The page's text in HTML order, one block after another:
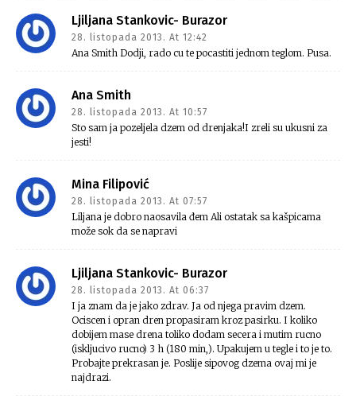
Ljiljana Stankovic- Burazor
28. listopada 2013. At 12:42
Ana Smith Dodji, rado cu te pocastiti jednom teglom. Pusa.
Ana Smith
28. listopada 2013. At 10:57
Sto sam ja pozeljela dzem od drenjaka!I zreli su ukusni za
jesti!
Mina Filipović
28. listopada 2013. At 07:57
Liljana je dobro naosavila đem Ali ostatak sa kašpicama
može sok da se napravi
Ljiljana Stankovic- Burazor
28. listopada 2013. At 06:37
I ja znam da je jako zdrav. Ja od njega pravim dzem.
Ociscen i opran dren propasiram kroz pasirku. I koliko
dobijem mase drena toliko dodam secera i mutim rucno
(iskljucivo rucno) 3 h (180 min,). Upakujem u tegle i to je to.
Probajte prekrasan je. Poslije sipovog dzema ovaj mi je
najdrazi.